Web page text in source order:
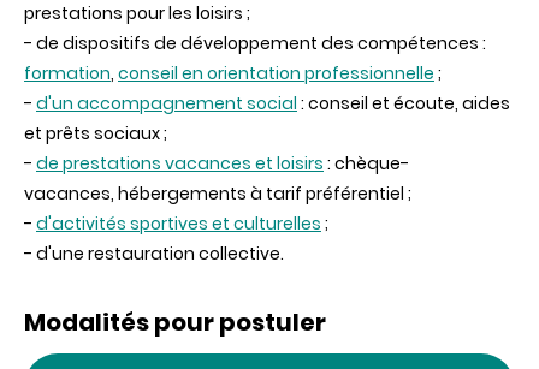
prestations pour les loisirs ;
- de dispositifs de développement des compétences :
formation, conseil en orientation professionnelle ;
- d'un accompagnement social : conseil et écoute, aides
et prêts sociaux ;
- de prestations vacances et loisirs : chèque-
vacances, hébergements à tarif préférentiel ;
- d'activités sportives et culturelles ;
- d'une restauration collective.
Modalités pour postuler